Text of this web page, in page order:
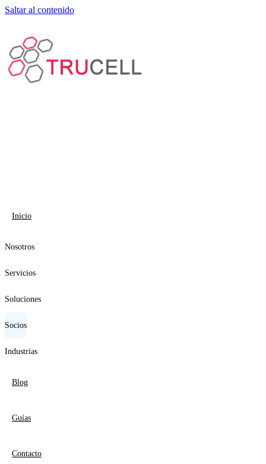
Saltar al contenido
Inicio
Nosotros
Servicios
Soluciones
Socios
Industrias
Blog
Guías
Contacto